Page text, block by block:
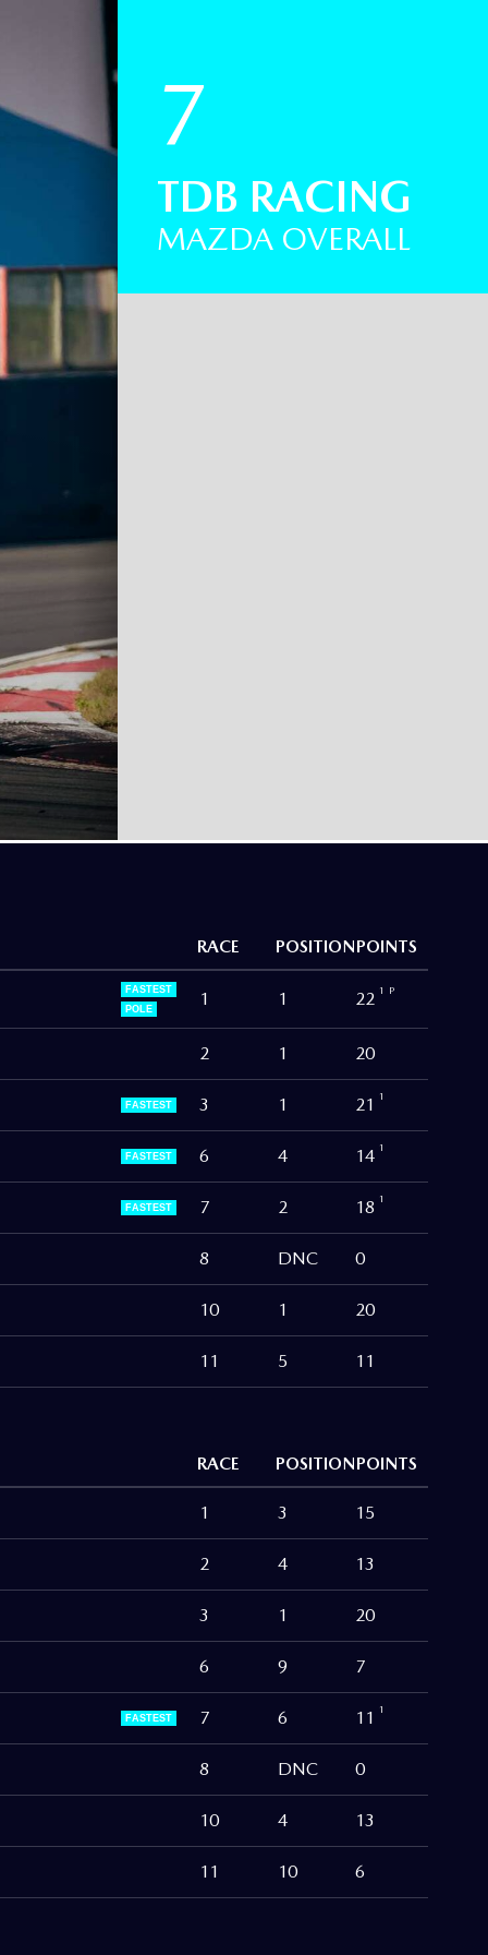
7
TDB RACING
MAZDA OVERALL
RACE POSITIONPOINTS
FASTEST
POLE
1 1 22 1 P
2 1 20
FASTEST 3 1 21 1
FASTEST 6 4 14 1
FASTEST 7 2 18 1
8 DNC 0
10 1 20
11 5 11
RACE POSITIONPOINTS
1 3 15
2 4 13
3 1 20
6 9 7
FASTEST 7 6 11 1
8 DNC 0
10 4 13
11 10 6